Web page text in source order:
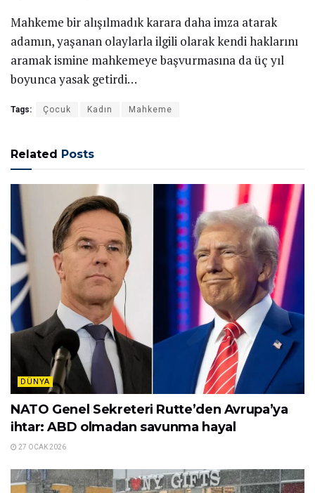
Mahkeme bir alışılmadık karara daha imza atarak
adamın, yaşanan olaylarla ilgili olarak kendi haklarını
aramak ismine mahkemeye başvurmasına da üç yıl
boyunca yasak getirdi…
Tags: Çocuk Kadın Mahkeme
Related Posts
DÜNYA
NATO Genel Sekreteri Rutte’den Avrupa’ya
ihtar: ABD olmadan savunma hayal
27 OCAK 2026